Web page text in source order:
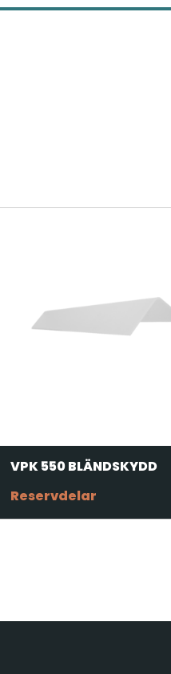
VPK 550 BLÄNDSKYDD
Reservdelar